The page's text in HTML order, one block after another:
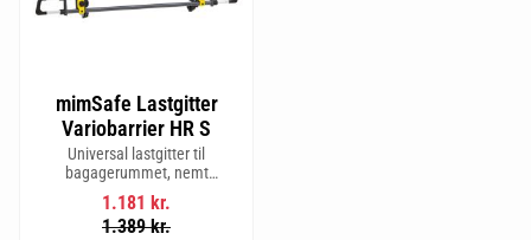
mimSafe Lastgitter
Variobarrier HR S
Universal lastgitter til
bagagerummet, nemt
justerbart for at passe bilens
form og sikre en tryg og sikker
rejse med kæledyr eller last.
1.181 kr.
1.389kr.